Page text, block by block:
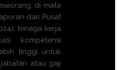
di mata
dari Pusat
tenaga kerja
kompetensi
tinggi untuk
atau gaji